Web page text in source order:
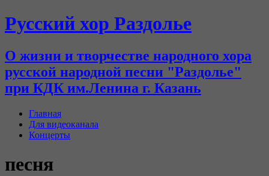
Русский хор Раздолье
О жизни и творчестве народного хора
русской народной песни "Раздолье"
при КДК им.Ленина г. Казань
Главная
Для видеоканала
Концерты
песня